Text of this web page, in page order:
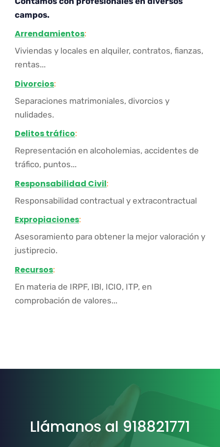
campos.
Arrendamientos:
Viviendas y locales en alquiler, contratos, fianzas,
rentas...
Divorcios:
Separaciones matrimoniales, divorcios y
nulidades.
Delitos tráfico:
Representación en alcoholemias, accidentes de
tráfico, puntos...
Responsabilidad Civil:
Responsabilidad contractual y extracontractual
Expropiaciones:
Asesoramiento para obtener la mejor valoración y
justiprecio.
Recursos:
En materia de IRPF, IBI, ICIO, ITP, en
comprobación de valores...
Llámanos al 918821771